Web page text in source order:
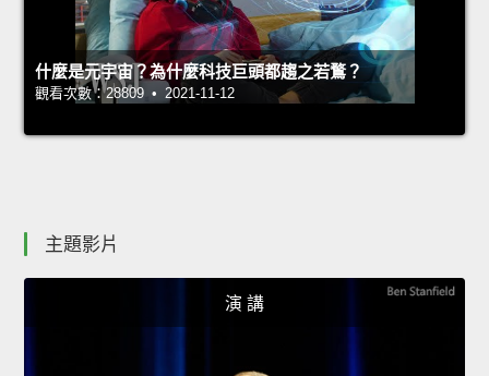
什麼是元宇宙？為什麼科技巨頭都趨之若鶩？
觀看次數：28809 • 2021-11-12
主題影片
演 講